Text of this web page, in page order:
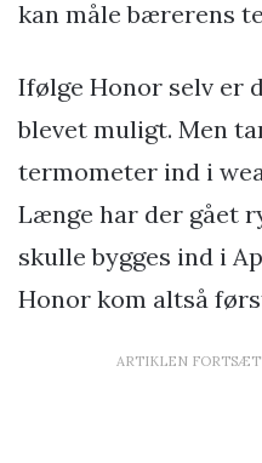
kan måle bærerens
Ifølge Honor selv er
blevet muligt. Men
termometer ind i
Længe har der gået
skulle bygges ind i
Honor kom altså
ARTIKLEN